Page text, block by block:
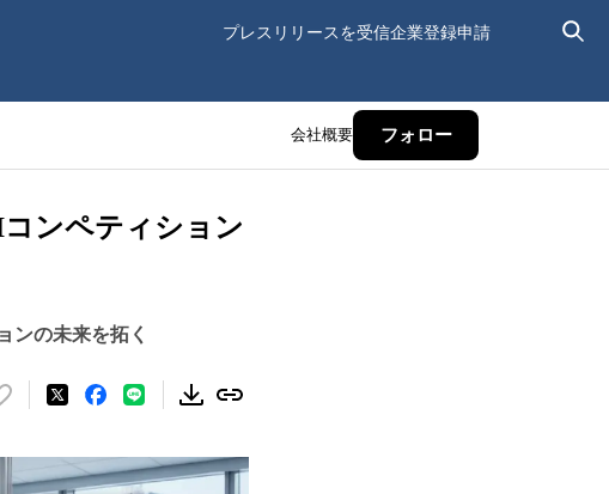
プレスリリースを受信企業登録申請
会社概要 フォロー
ンペティション
ンの未来を拓く
い
ね
！